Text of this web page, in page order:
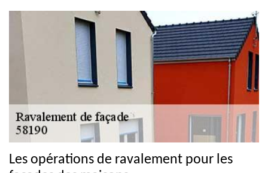
Les opérations de ravalement pour les